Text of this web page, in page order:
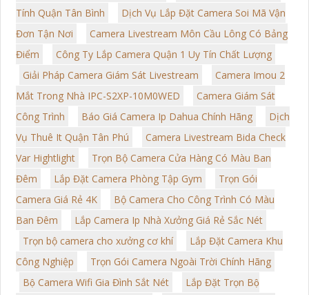
Tính Quận Tân Bình
Dịch Vụ Lắp Đặt Camera Soi Mã Vận
Đơn Tận Nơi
Camera Livestream Môn Cầu Lông Có Bảng
Điểm
Công Ty Lắp Camera Quận 1 Uy Tín Chất Lượng
Giải Pháp Camera Giám Sát Livestream
Camera Imou 2
Mắt Trong Nhà IPC-S2XP-10M0WED
Camera Giám Sát
Công Trình
Báo Giá Camera Ip Dahua Chính Hãng
Dịch
Vụ Thuê It Quận Tân Phú
Camera Livestream Bida Check
Var Hightlight
Trọn Bộ Camera Cửa Hàng Có Màu Ban
Đêm
Lắp Đặt Camera Phòng Tập Gym
Trọn Gói
Camera Giá Rẻ 4K
Bộ Camera Cho Công Trình Có Màu
Ban Đêm
Lắp Camera Ip Nhà Xưởng Giá Rẻ Sắc Nét
Trọn bộ camera cho xưởng cơ khí
Lắp Đặt Camera Khu
Công Nghiệp
Trọn Gói Camera Ngoài Trời Chính Hãng
Bộ Camera Wifi Gia Đình Sắt Nét
Lắp Đặt Trọn Bộ